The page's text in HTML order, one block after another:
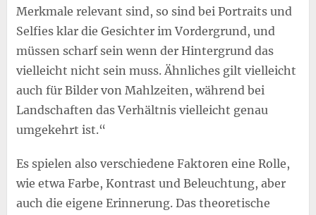
Merkmale relevant sind, so sind bei Portraits und
Selfies klar die Gesichter im Vordergrund, und
müssen scharf sein wenn der Hintergrund das
vielleicht nicht sein muss. Ähnliches gilt vielleicht
auch für Bilder von Mahlzeiten, während bei
Landschaften das Verhältnis vielleicht genau
umgekehrt ist.“
Es spielen also verschiedene Faktoren eine Rolle,
wie etwa Farbe, Kontrast und Beleuchtung, aber
auch die eigene Erinnerung. Das theoretische